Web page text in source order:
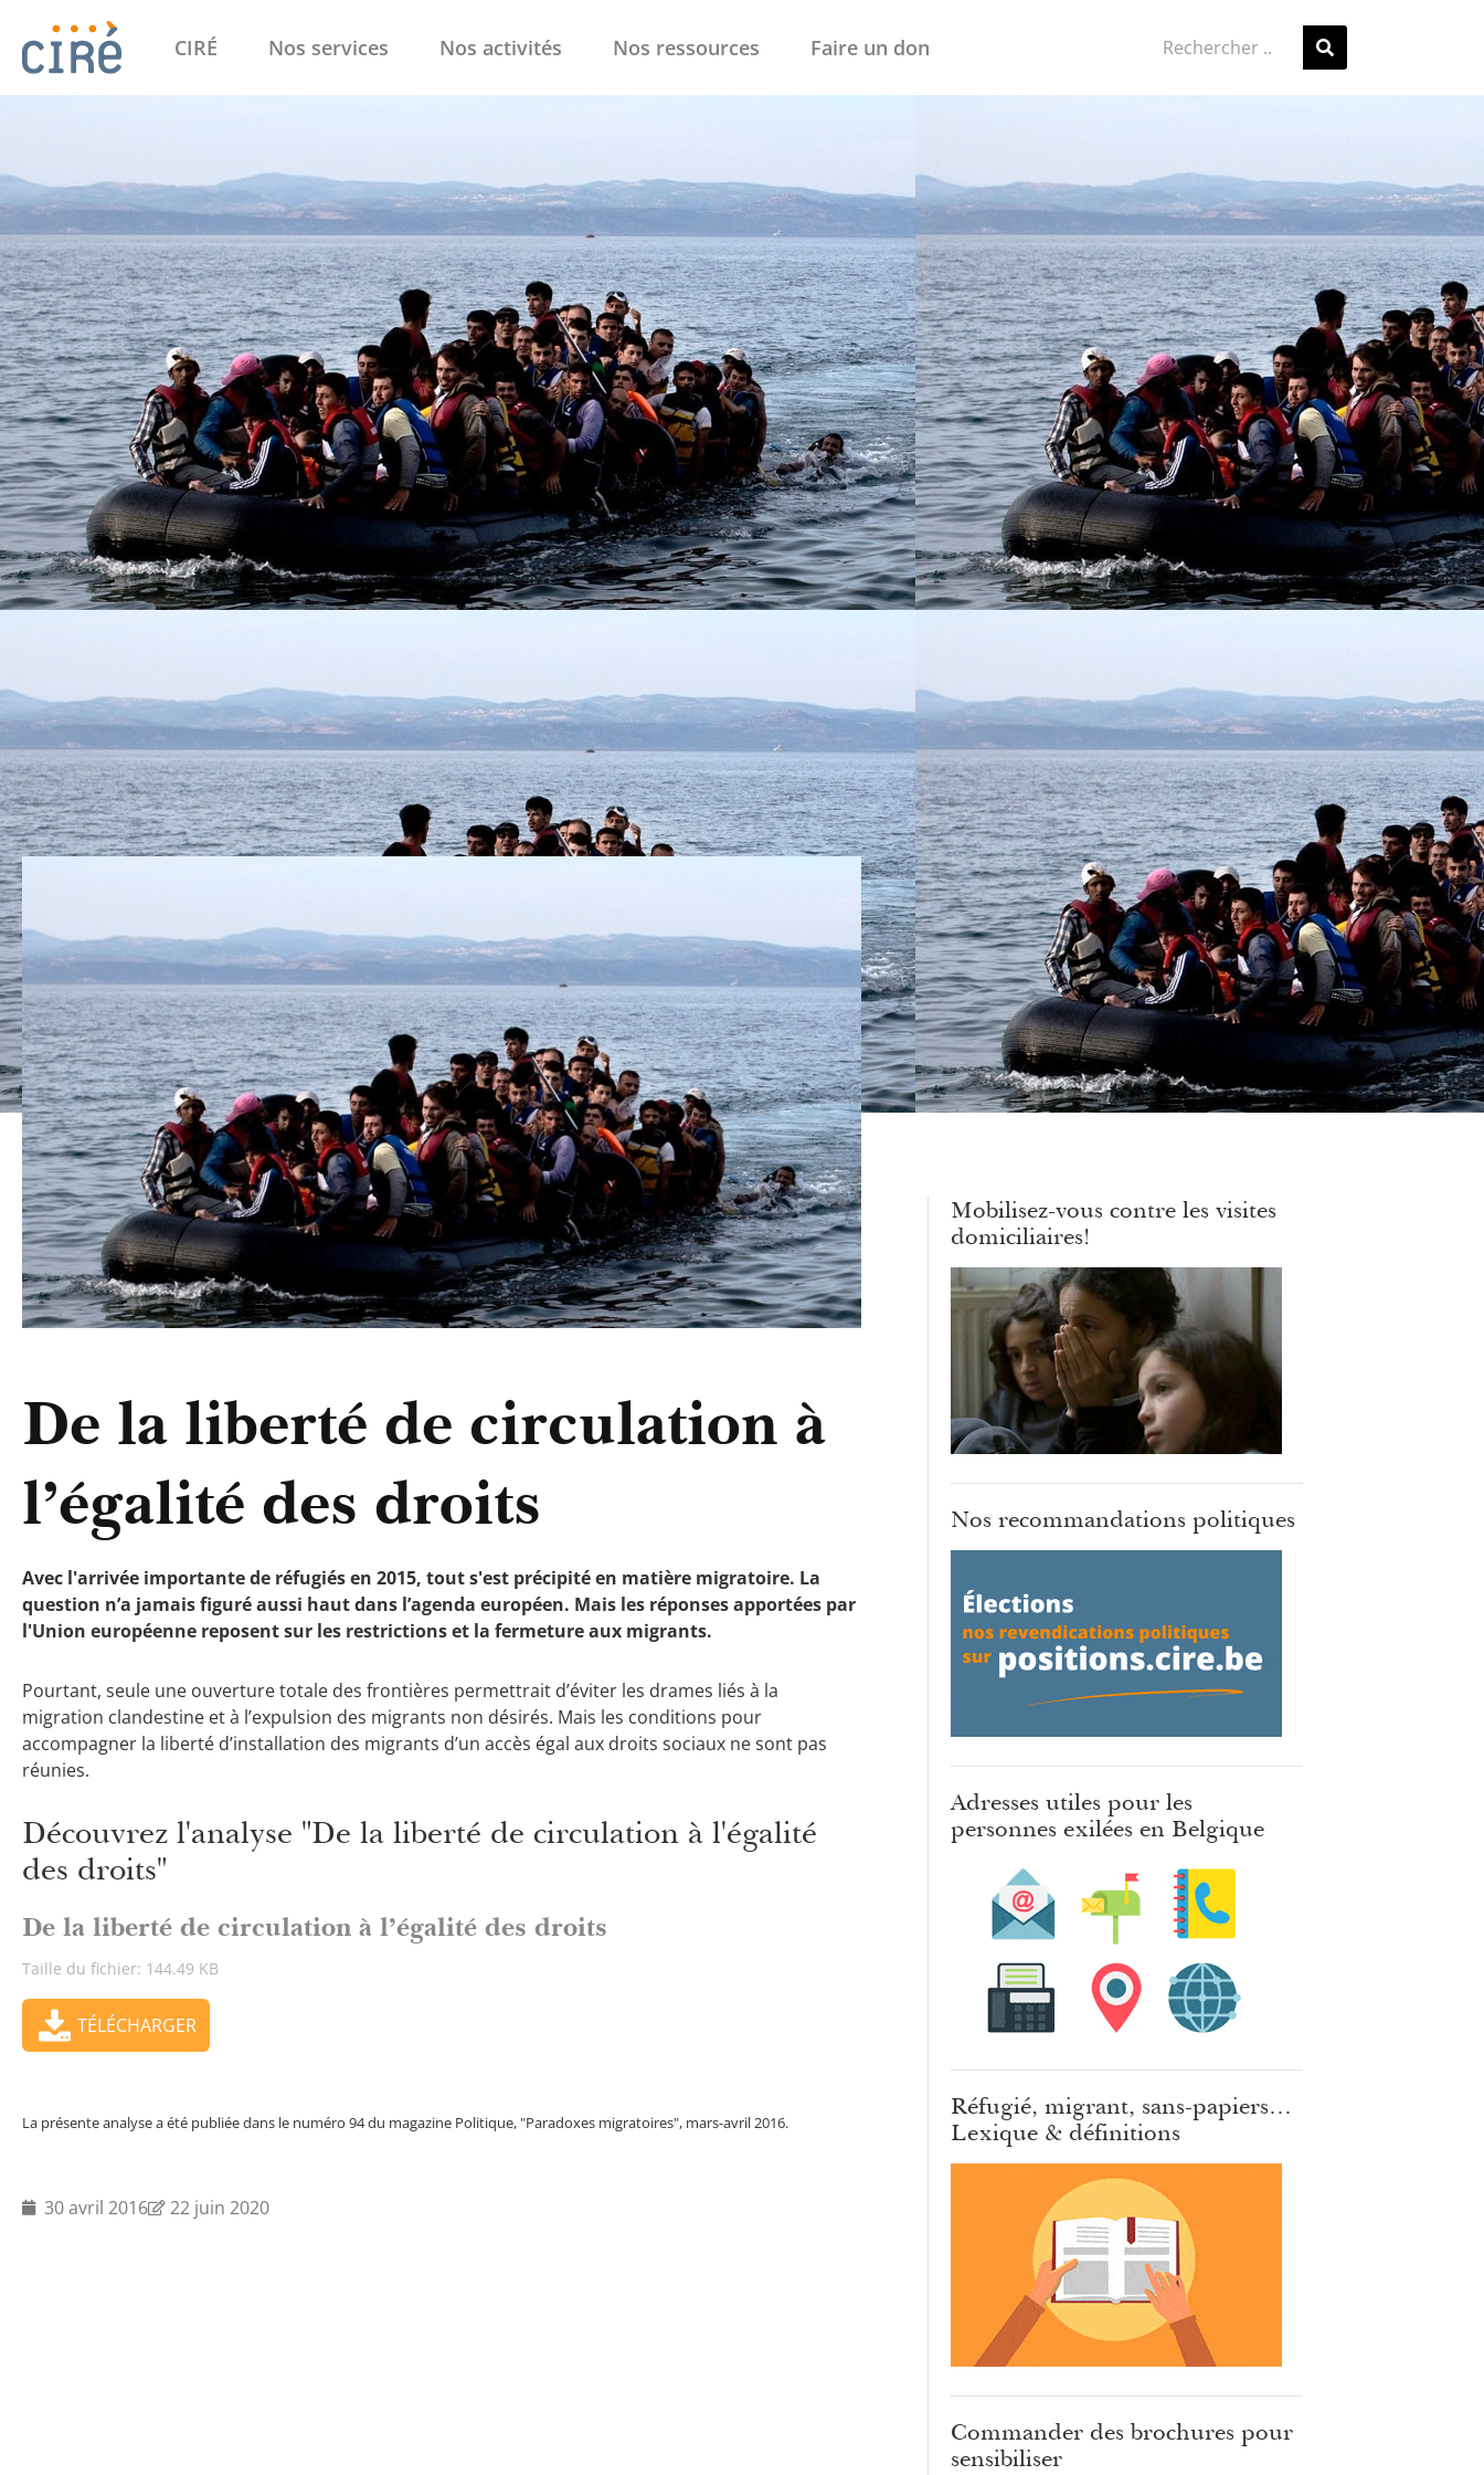
CIRÉ Nos services Nos activités Nos ressources Faire un don
De la liberté de circulation à
l’égalité des droits
Avec l'arrivée importante de réfugiés en 2015, tout s'est précipité en matière migratoire. La
question n’a jamais figuré aussi haut dans l’agenda européen. Mais les réponses apportées par
l'Union européenne reposent sur les restrictions et la fermeture aux migrants.
Pourtant, seule une ouverture totale des frontières permettrait d’éviter les drames liés à la
migration clandestine et à l’expulsion des migrants non désirés. Mais les conditions pour
accompagner la liberté d’installation des migrants d’un accès égal aux droits sociaux ne sont pas
réunies.
Découvrez l'analyse "De la liberté de circulation à l'égalité
des droits"
De la liberté de circulation à l’égalité des droits
Taille du fichier: 144.49 KB
TÉLÉCHARGER
La présente analyse a été publiée dans le numéro 94 du magazine Politique, "Paradoxes migratoires", mars-avril 2016.
30 avril 2016 22 juin 2020
Mobilisez-vous contre les visites
domiciliaires!
Nos recommandations politiques
Adresses utiles pour les
personnes exilées en Belgique
Réfugié, migrant, sans-papiers…
Lexique & définitions
Commander des brochures pour
sensibiliser